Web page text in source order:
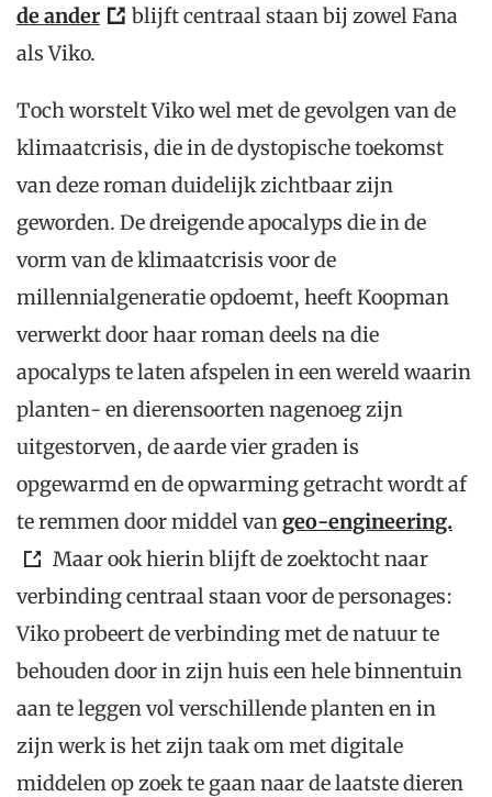
de ander
blijft centraal staan bij zowel Fana
als Viko.
Toch worstelt Viko wel met de gevolgen van de
klimaatcrisis, die in de dystopische toekomst
van deze roman duidelijk zichtbaar zijn
geworden. De dreigende apocalyps die in de
vorm van de klimaatcrisis voor de
millennialgeneratie opdoemt, heeft Koopman
verwerkt door haar roman deels na die
apocalyps te laten afspelen in een wereld waarin
planten- en dierensoorten nagenoeg zijn
uitgestorven, de aarde vier graden is
opgewarmd en de opwarming getracht wordt af
te remmen door middel van geo-engineering.
Maar ook hierin blijft de zoektocht naar
verbinding centraal staan voor de personages:
Viko probeert de verbinding met de natuur te
behouden door in zijn huis een hele binnentuin
aan te leggen vol verschillende planten en in
zijn werk is het zijn taak om met digitale
middelen op zoek te gaan naar de laatste dieren